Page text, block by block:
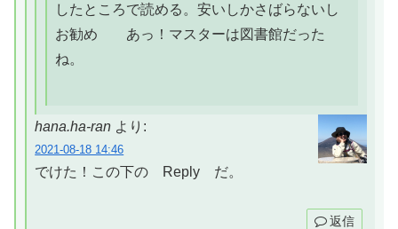
したところで読める。安いしかさばらないし
お勧め あっ！マスターは図書館だった
ね。
hana.ha-ran より:
2021-08-18 14:46
でけた！この下の Reply だ。
返信